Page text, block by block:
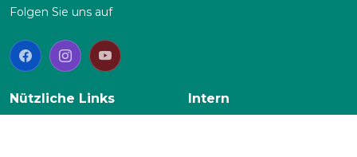
Folgen Sie uns auf
Nützliche Links
Intern